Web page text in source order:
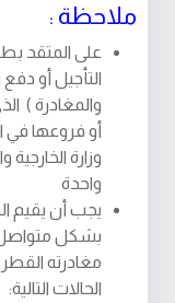
ملاحظة :
على المتقد
التأجيل أو دفع
والمغادرة )
أو فروعها
وزارة
واحدة
يجب أن يقيم
بشكل متواصل
مغادرته
الحالات التالية: